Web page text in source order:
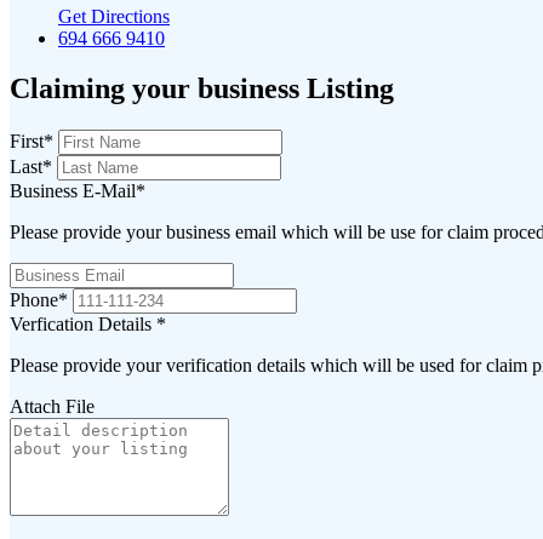
Get Directions
694 666 9410
Claiming your business Listing
First*
Last*
Business E-Mail*
Please provide your business email which will be use for claim
Phone*
Verfication Details *
Please provide your verification details which will be used for claim
Attach File